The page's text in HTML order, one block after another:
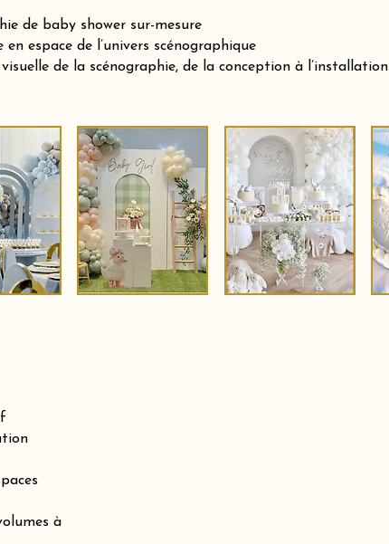
de baby shower sur-mesure
espace de l’univers scénographique
de la scénographie, de la conception à l’installation
à